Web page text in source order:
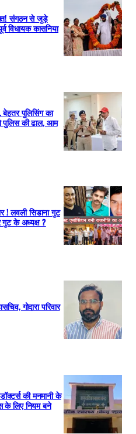
संगठन से जुड़े
विधायक कासनिया
बेहतर पुलिसिंग का
पुलिस की ढाल, आम
! लवली सिडाना गुट
के अध्यक्ष ?
गोदारा परिवार
की मनमानी के
के लिए नियम बने